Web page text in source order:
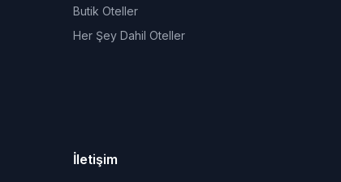
Butik Oteller
Her Şey Dahil Oteller
İletişim